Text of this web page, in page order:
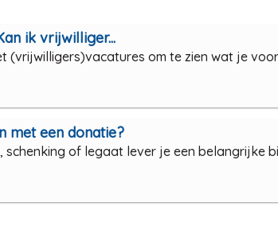
ik vrijwilliger...
(vrijwilligers)vacatures om te zien wat je
met een donatie?
schenking of legaat lever je een